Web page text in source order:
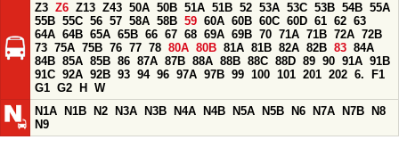
Z3 Z6 Z13 Z43 50A 50B 51A 51B 52 53A 53C 53B 54B 55A
55B 55C 56 57 58A 58B 59 60A 60B 60C 60D 61 62 63
64A 64B 65A 65B 66 67 68 69A 69B 70 71A 71B 72A 72B
73 75A 75B 76 77 78 80A 80B 81A 81B 82A 82B 83 84A
84B 85A 85B 86 87A 87B 88A 88B 88C 88D 89 90 91A 91B
91C 92A 92B 93 94 96 97A 97B 99 100 101 201 202 6.
F1
G1 G2 H
W
N1A
N1B N2 N3A N3B N4A N4B N5A N5B N6 N7A N7B
N8
N9